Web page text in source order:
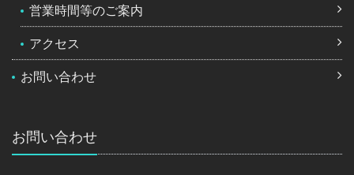
営業時間等のご案内
アクセス
お問い合わせ
お問い合わせ